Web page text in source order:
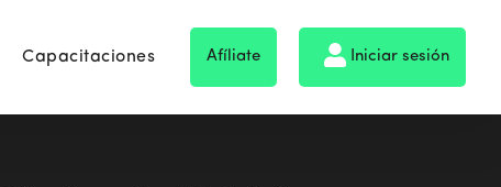
Capacitaciones Afíliate Iniciar sesión